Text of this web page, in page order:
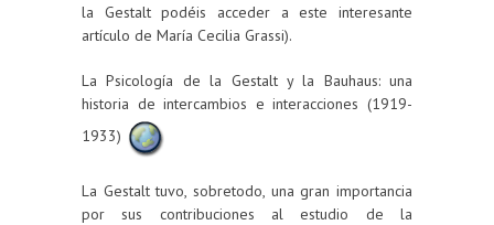
la Gestalt podéis acceder a este interesante
artículo de María Cecilia Grassi).
La Psicología de la Gestalt y la Bauhaus: una
historia de intercambios e interacciones (1919-
1933)
La Gestalt tuvo, sobretodo, una gran importancia
por sus contribuciones al estudio de la